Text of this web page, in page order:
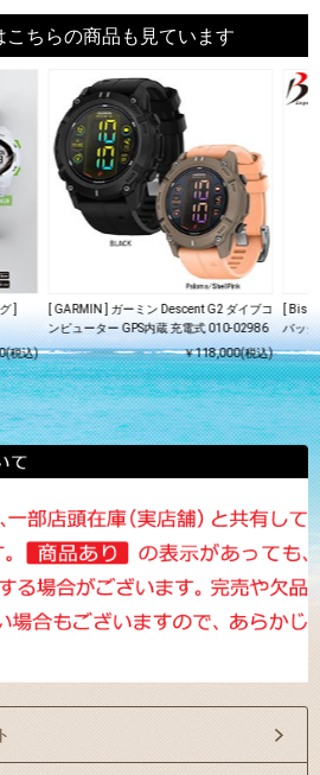
こちらの商品も見ています
]
税込)
[ GARMIN ] ガーミン Descent G2 ダイブコ
ンピューター GPS内蔵 充電式 010-02986
￥118,000(税込)
[
バッグ